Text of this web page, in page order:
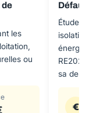
de
les
ou
Défaut
Étude
isolation
RE2020,
sa
€